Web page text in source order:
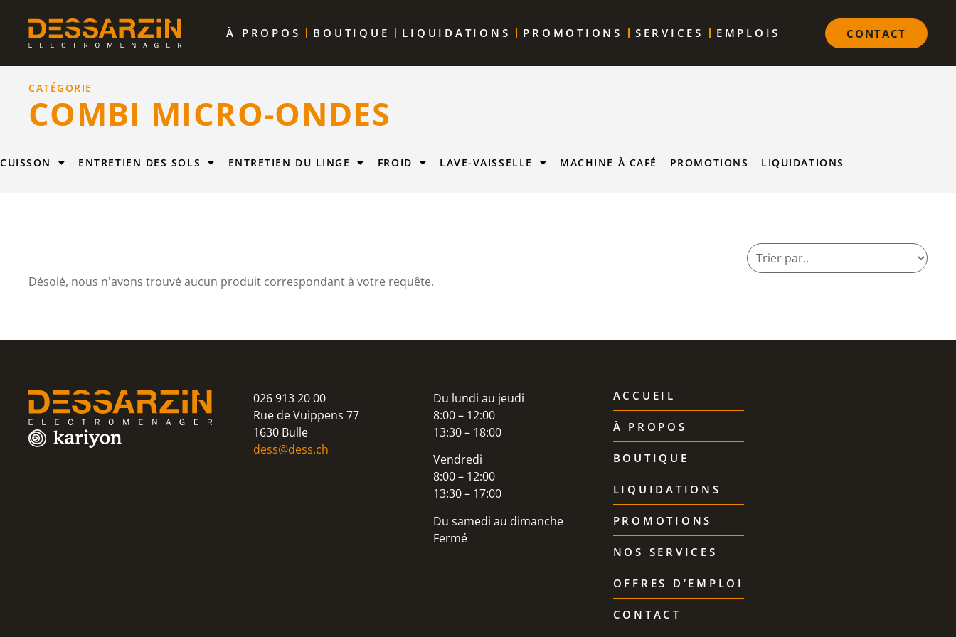
À PROPOS BOUTIQUE LIQUIDATIONS PROMOTIONS SERVICES EMPLOIS CONTACT
CATÉGORIE
COMBI MICRO-ONDES
CUISSON ENTRETIEN DES SOLS ENTRETIEN DU LINGE FROID LAVE-VAISSELLE MACHINE À CAFÉ PROMOTIONS LIQUIDATIONS
Désolé, nous n'avons trouvé aucun produit correspondant à votre requête.
026 913 20 00
Rue de Vuippens 77
1630 Bulle
dess@dess.ch
Du lundi au jeudi
8:00 – 12:00
13:30 – 18:00
Vendredi
8:00 – 12:00
13:30 – 17:00
Du samedi au dimanche
Fermé
ACCUEIL
À PROPOS
BOUTIQUE
LIQUIDATIONS
PROMOTIONS
NOS SERVICES
OFFRES D’EMPLOI
CONTACT